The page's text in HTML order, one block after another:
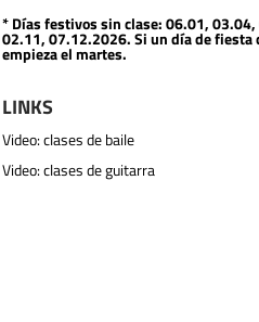
* Días festivos sin clase: 06.01,
02.11, 07.12.2026. Si un día de fiesta
empieza el martes.
LINKS
Video: clases de baile
Video: clases de guitarra